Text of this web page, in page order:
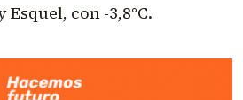
Esquel, con -3,8°C.